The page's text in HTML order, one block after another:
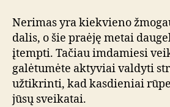
Nerimas yra kiekvieno
dalis, o šie praėję metai
įtempti. Tačiau imdamiesi
galėtumėte aktyviai valdyti
užtikrinti, kad kasdieniai
jūsų sveikatai.